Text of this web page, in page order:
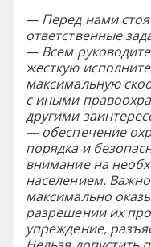
— Перед нами
ответственные
— Всем
жесткую
максимальную
с иными
другими
— обеспечение
порядка и
внимание на
населением.
максимально
разрешении их
упреждение,